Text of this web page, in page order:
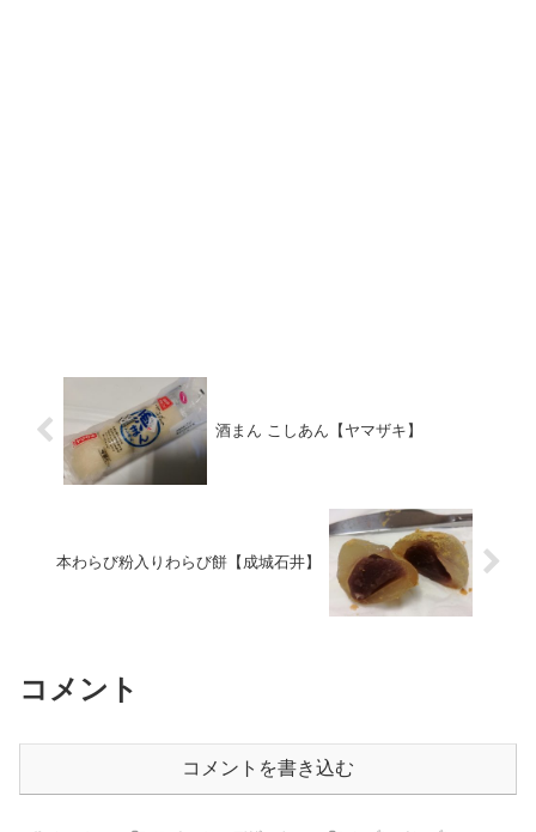
酒まん こしあん【ヤマザキ】
本わらび粉入りわらび餅【成城石井】
コメント
コメントを書き込む